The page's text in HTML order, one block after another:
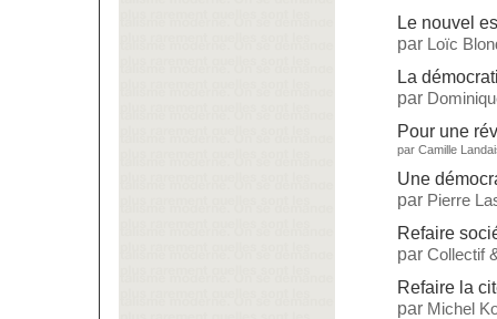
Le nouvel
par Loïc
La
par
Pour une
par Camille
Une
par Pierre
Refaire
par Collectif
Refaire la
par Michel